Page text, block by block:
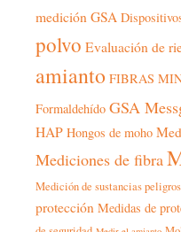
medición GSA
polvo Evaluación de
amianto FIBRAS
Formaldehído GSA
HAP Hongos de moho
Mediciones de fibra
Medición de sustancias
protección Medidas de